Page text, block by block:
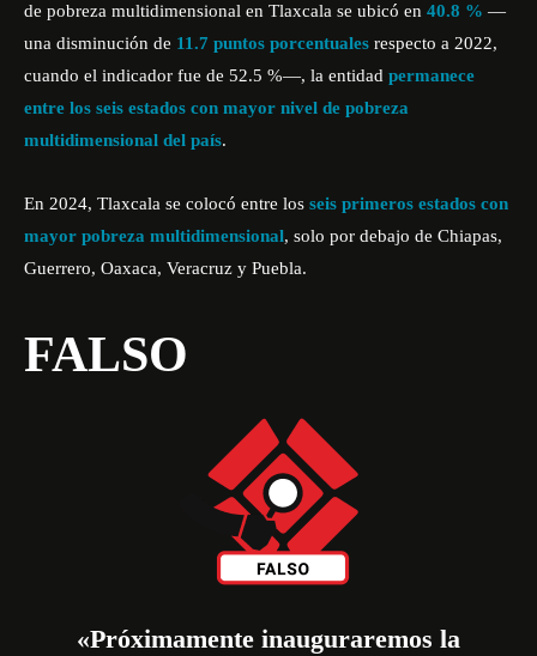
de pobreza multidimensional en Tlaxcala se ubicó en 40.8 % —
una disminución de 11.7 puntos porcentuales respecto a 2022,
cuando el indicador fue de 52.5 %—, la entidad permanece
entre los seis estados con mayor nivel de pobreza
multidimensional del país.
En 2024, Tlaxcala se colocó entre los seis primeros estados con
mayor pobreza multidimensional, solo por debajo de Chiapas,
Guerrero, Oaxaca, Veracruz y Puebla.
FALSO
«Próximamente inauguraremos la